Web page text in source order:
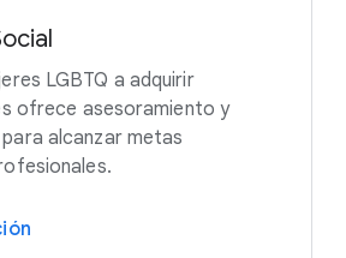
LGBTQ a adquirir
ofrece asesoramiento y
alcanzar metas